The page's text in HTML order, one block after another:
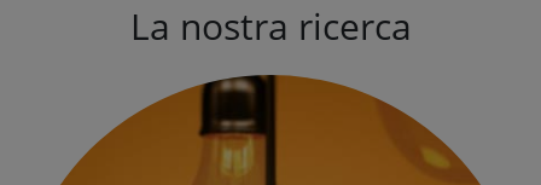
La nostra ricerca